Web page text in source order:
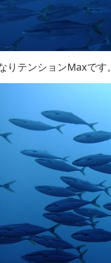
りテンションMaxです。